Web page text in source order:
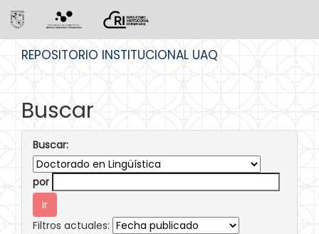
REPOSITORIO INSTITUCIONAL UAQ
Buscar
Buscar:
por
Filtros actuales: